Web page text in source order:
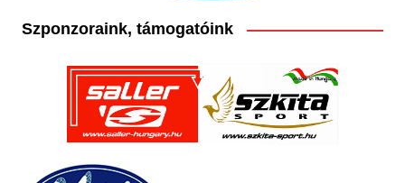
Szponzoraink, támogatóink